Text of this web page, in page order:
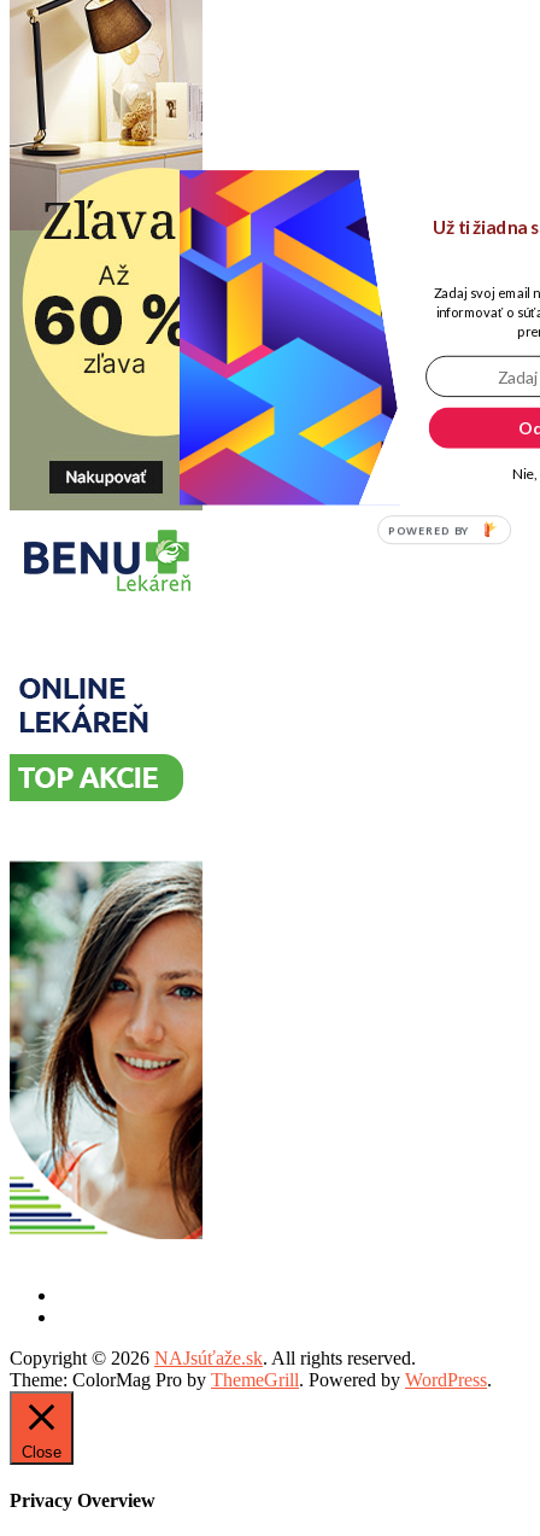
Copyright © 2026 NAJsúťaže.sk. All rights reserved.
Theme: ColorMag Pro by ThemeGrill. Powered by WordPress.
Close
Privacy Overview
Už ti žiadna
Zadaj svoj email
informovať o